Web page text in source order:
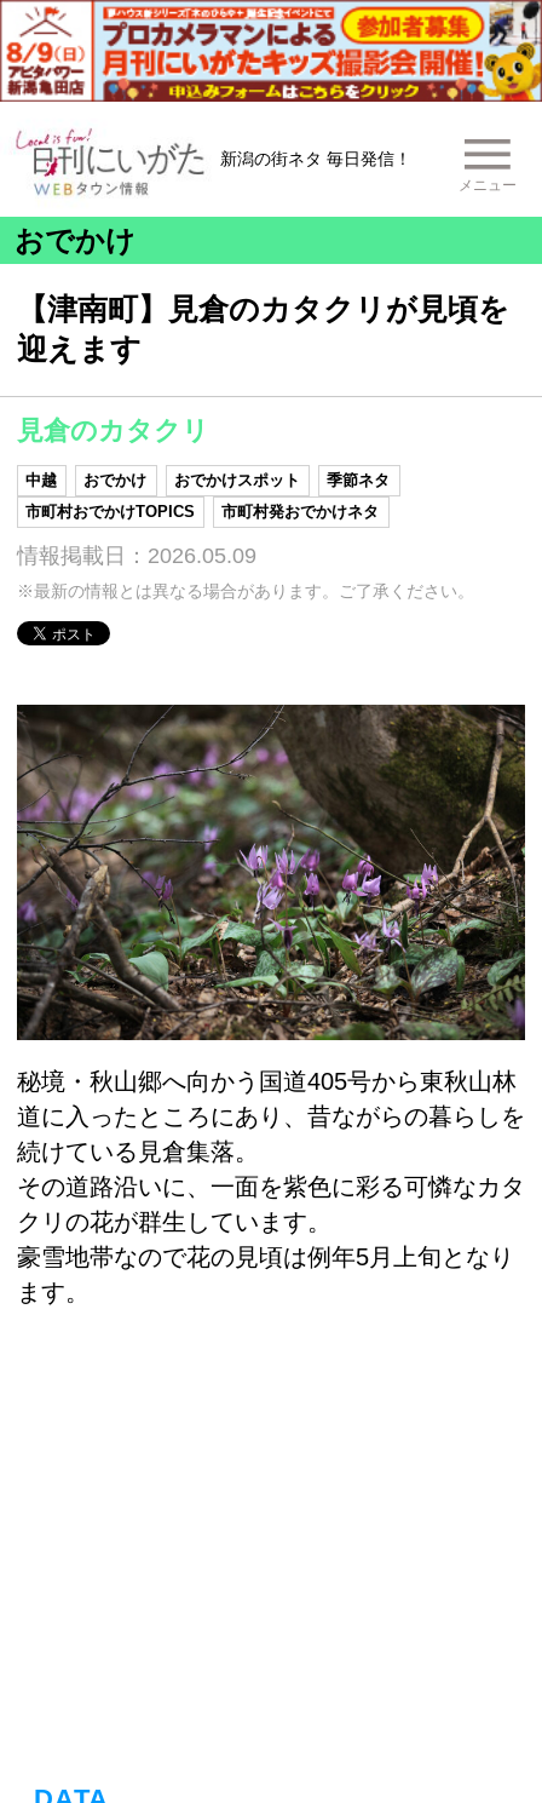
新潟の街ネタ 毎日発信！
メニュー
おでかけ
【津南町】見倉のカタクリが見頃を
迎えます
見倉のカタクリ
中越 おでかけ おでかけスポット
季節ネタ
市町村おでかけTOPICS
市町村発おでかけネタ
情報掲載日：2026.05.09
※最新の情報とは異なる場合があります。ご了承ください。
秘境・秋山郷へ向かう国道405号から東秋山林
道に入ったところにあり、昔ながらの暮らしを
続けている見倉集落。
その道路沿いに、一面を紫色に彩る可憐なカタ
クリの花が群生しています。
豪雪地帯なので花の見頃は例年5月上旬となり
ます。